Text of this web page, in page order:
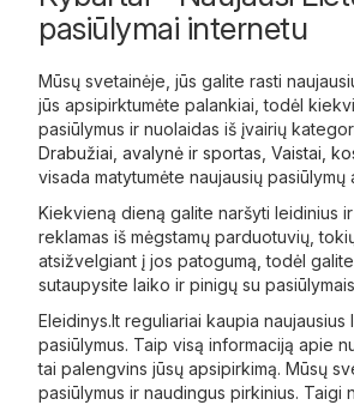
pasiūlymai internetu
Mūsų svetainėje, jūs galite rasti
jūs apsipirktumėte palankiai, todėl
pasiūlymus ir nuolaidas iš įvairių
Drabužiai, avalynė ir sportas, Vaistai,
visada matytumėte naujausių pasiūlymų
Kiekvieną dieną galite naršyti leidinius
reklamas iš mėgstamų parduotuvių,
atsižvelgiant į jos patogumą, todėl
sutaupysite laiko ir pinigų su
Eleidinys.lt reguliariai kaupia
pasiūlymus. Taip visą informaciją apie
tai palengvins jūsų apsipirkimą. Mūsų
pasiūlymus ir naudingus pirkinius.